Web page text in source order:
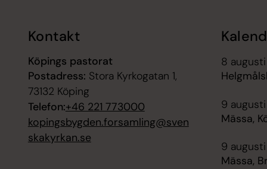
Kontakt
Köpings pastorat
Postadress: Stora Kyrkogatan 1,
73132 Köping
Telefon:+46 221 773000
kopingsbygden.forsamling@sven
skakyrkan.se
8
9 augusti
Mässa,
9
Mässa,